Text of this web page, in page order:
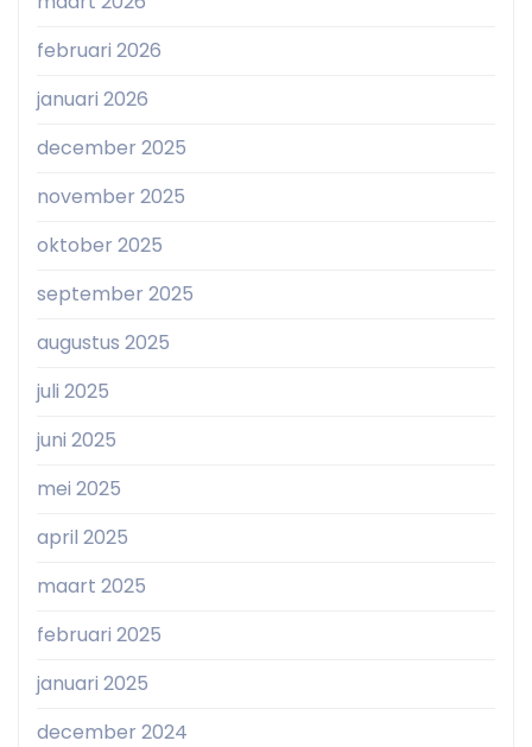
februari 2026
januari 2026
december 2025
november 2025
oktober 2025
september 2025
augustus 2025
juli 2025
juni 2025
mei 2025
april 2025
maart 2025
februari 2025
januari 2025
december 2024